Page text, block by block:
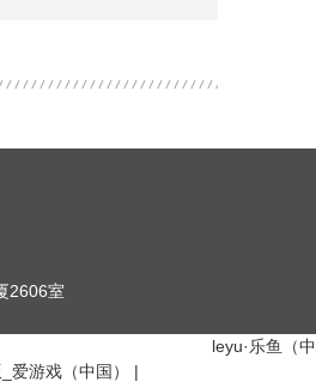
2606室
leyu·乐鱼（中
爱游戏（中国） |